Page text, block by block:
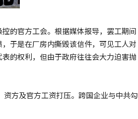
的官方工会。根据媒体报导，罢工期间
于是在厂房内撕毁该信件，可见工人对
的权利，但由于政府往往会大力迫害抛
方及官方工资打压。跨国企业与中共勾